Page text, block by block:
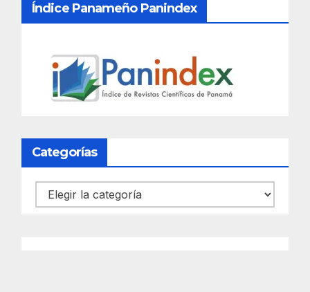
Índice Panameño Panindex
Categorías
Categorías